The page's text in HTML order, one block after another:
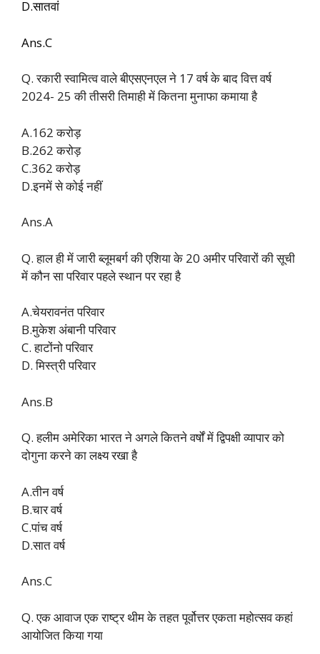
D.सातवां
Ans.C
Q. रकारी स्वामित्व वाले बीएसएनएल ने 17 वर्ष के बाद वित्त वर्ष
2024- 25 की तीसरी तिमाही में कितना मुनाफा कमाया है
A.162 करोड़
B.262 करोड़
C.362 करोड़
D.इनमें से कोई नहीं
Ans.A
Q. हाल ही में जारी ब्लूमबर्ग की एशिया के 20 अमीर परिवारों की सूची
में कौन सा परिवार पहले स्थान पर रहा है
A.चेयरावनंत परिवार
B.मुकेश अंबानी परिवार
C. हाटोंनो परिवार
D. मिस्त्री परिवार
Ans.B
Q. हलीम अमेरिका भारत ने अगले कितने वर्षों में द्विपक्षी व्यापार को
दोगुना करने का लक्ष्य रखा है
A.तीन वर्ष
B.चार वर्ष
C.पांच वर्ष
D.सात वर्ष
Ans.C
Q. एक आवाज एक राष्ट्र थीम के तहत पूर्वोत्तर एकता महोत्सव कहां
आयोजित किया गया